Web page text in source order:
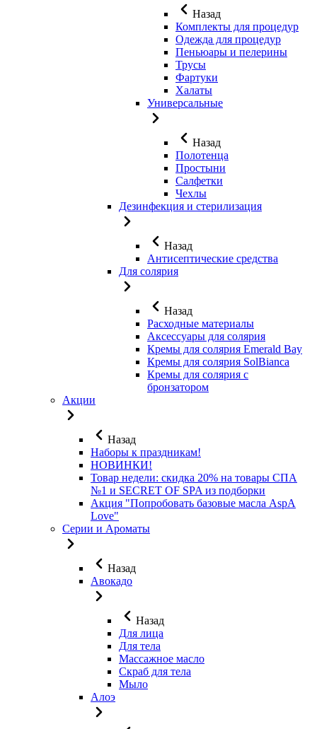
Назад
Комплекты для процедур
Одежда для процедур
Пеньюары и пелерины
Трусы
Фартуки
Халаты
Универсальные
Назад
Полотенца
Простыни
Салфетки
Чехлы
Дезинфекция и стерилизация
Назад
Антисептические средства
Для солярия
Назад
Расходные материалы
Аксессуары для солярия
Кремы для солярия Emerald Bay
Кремы для солярия SolBianca
Кремы для солярия с
бронзатором
Акции
Назад
Наборы к праздникам!
НОВИНКИ!
Товар недели: скидка 20% на товары СПА
№1 и SECRET OF SPA из подборки
Акция "Попробовать базовые масла AspA
Love"
Серии и Ароматы
Назад
Авокадо
Назад
Для лица
Для тела
Массажное масло
Скраб для тела
Мыло
Алоэ